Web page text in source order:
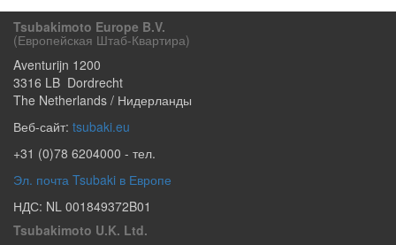
Tsubakimoto Europe B.V.
(европейская Штаб-Квартира)
Aventurijn 1200
3316 LB Dordrecht
The Netherlands / Нидерланды
Веб-сайт: tsubaki.eu
+31 (0)78 6204000 - тел.
Эл. почта Tsubaki в Европе
НДС: NL 001849372B01
Tsubakimoto U.K. Ltd.